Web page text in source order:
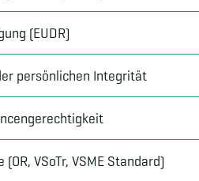
(EUDR)
persönlichen Integrität
VSoTr, VSME Standard)